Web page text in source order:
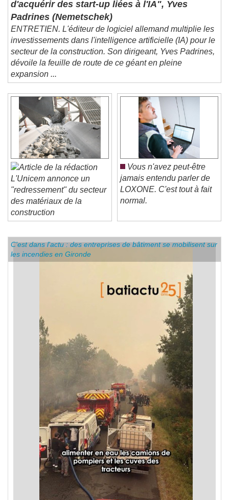
d'acquérir des start-up liées à l'IA", Yves
Padrines (Nemetschek)
ENTRETIEN. L'éditeur de logiciel allemand multiplie les
investissements dans l'intelligence artificielle (IA) pour le
secteur de la construction. Son dirigeant, Yves Padrines,
dévoile la feuille de route de ce géant en pleine
expansion ...
L'Unicem annonce un
"redressement" du secteur
des matériaux de la
construction
Vous n'avez peut-être
jamais entendu parler de
LOXONE. C'est tout à fait
C'est dans l'actu : des entreprises de bâtiment se mobilisent sur
les incendies en Gironde